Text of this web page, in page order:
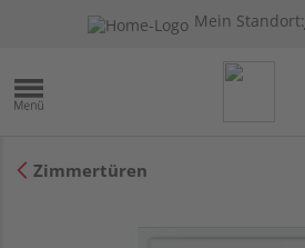
Mein Standort:
Zimmertüren